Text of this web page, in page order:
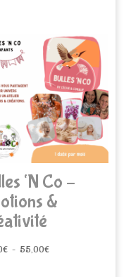
‘N Co –
&
€ – 55,00€Plage